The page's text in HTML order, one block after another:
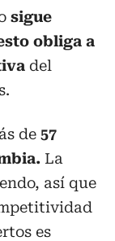
sigue
obliga a
del
de 57
La
así que
es